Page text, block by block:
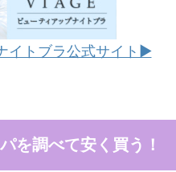
イトブラ公式サイト▶︎
を調べて安く買う！